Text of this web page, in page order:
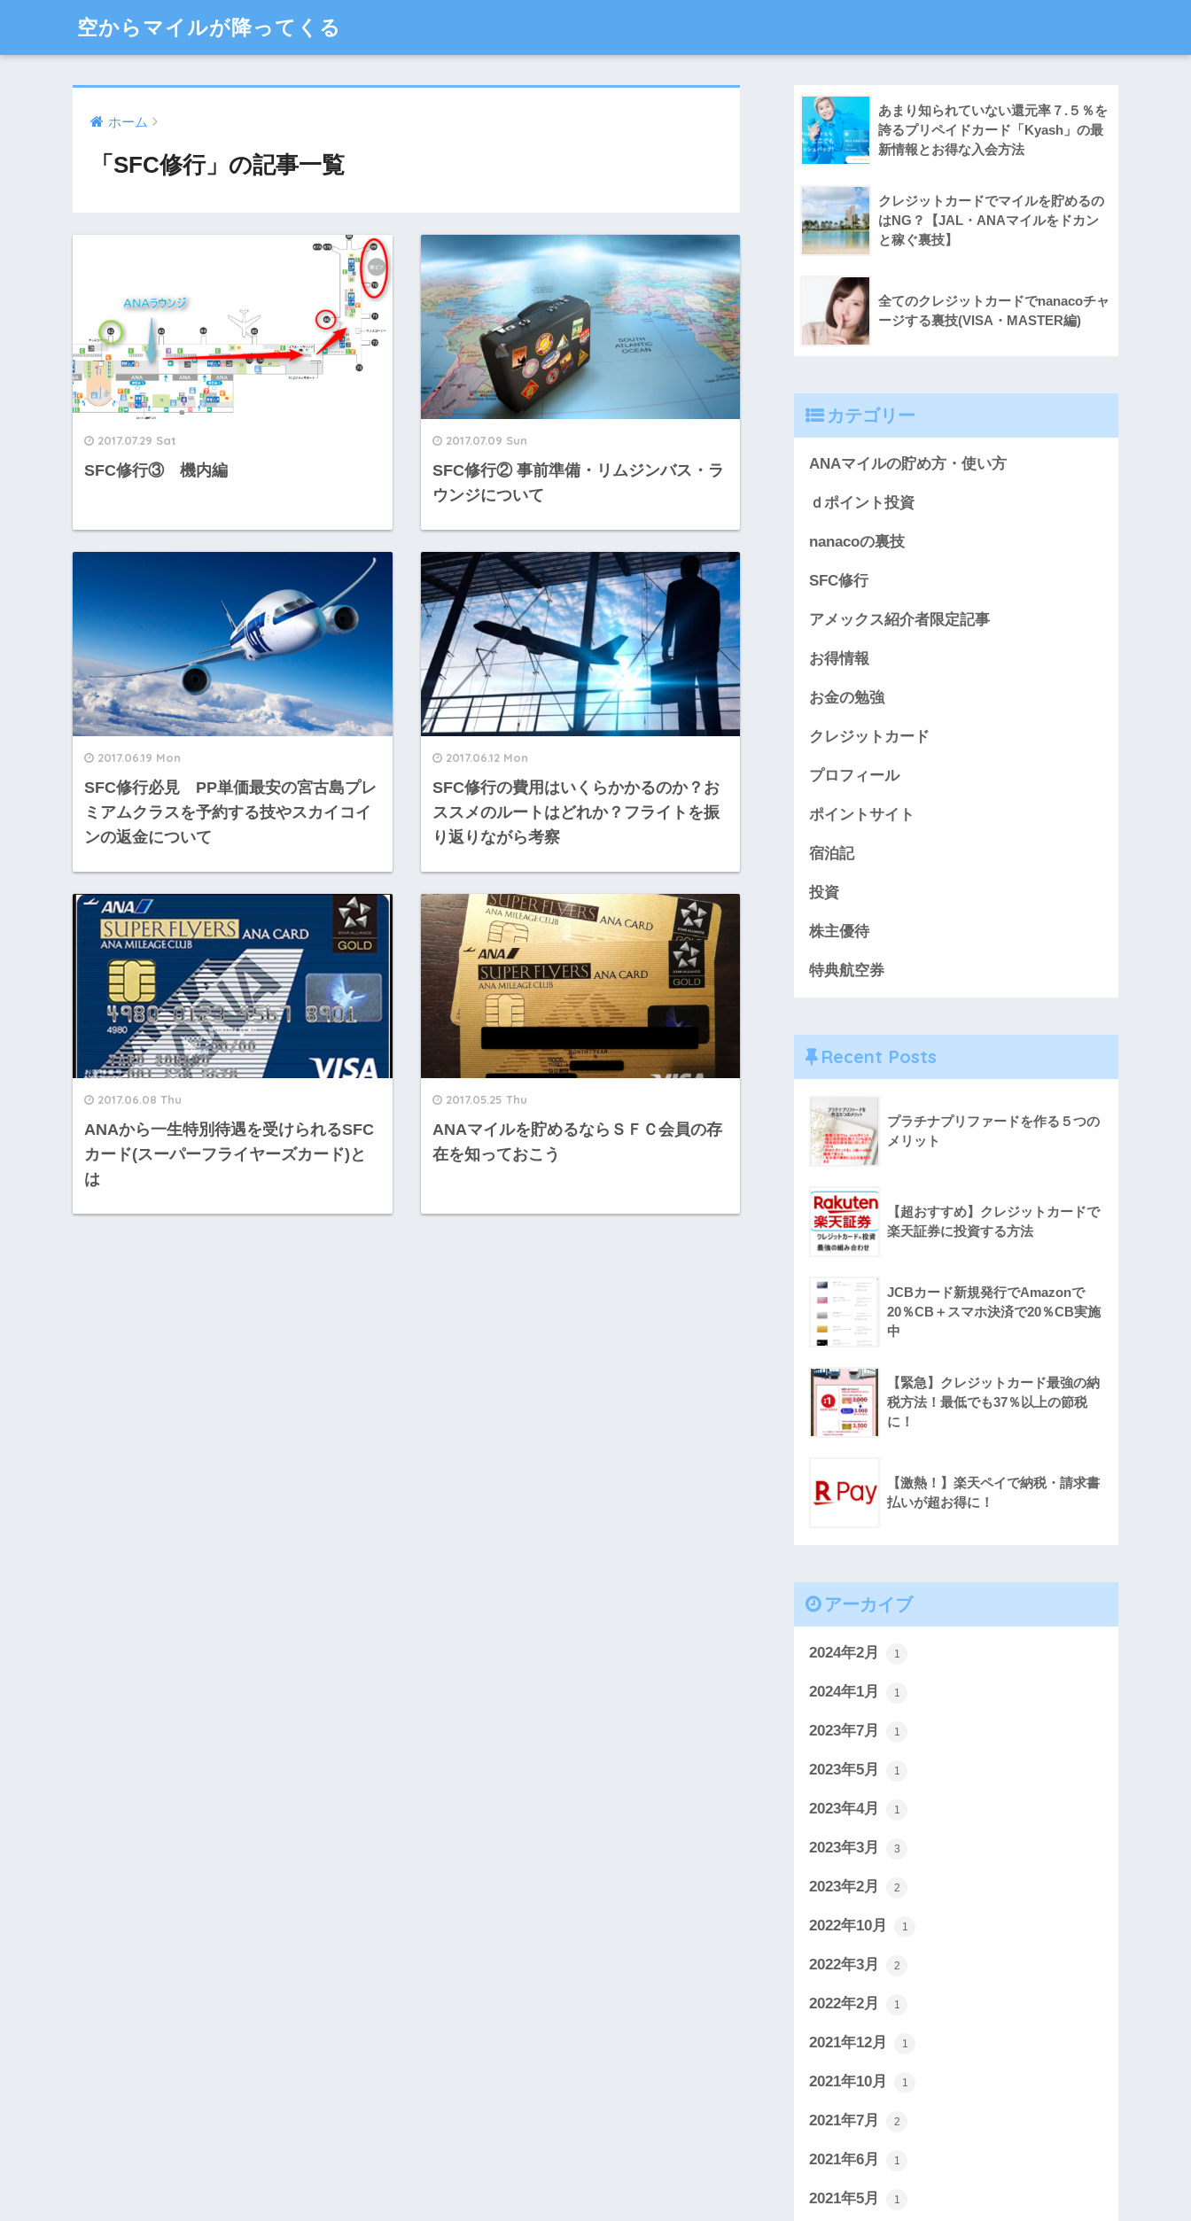
空からマイルが降ってくる
ホーム
「SFC修行」の記事一覧
2017.07.29 Sat
SFC修行③ 機内編
2017.07.09 Sun
SFC修行② 事前準備・リムジンバス・ラ
ウンジについて
2017.06.19 Mon
SFC修行必見 PP単価最安の宮古島プレ
ミアムクラスを予約する技やスカイコイ
ンの返金について
2017.06.12 Mon
SFC修行の費用はいくらかかるのか？お
ススメのルートはどれか？フライトを振
り返りながら考察
2017.06.08 Thu
ANAから一生特別待遇を受けられるSFC
カード(スーパーフライヤーズカード)と
は
2017.05.25 Thu
ANAマイルを貯めるならＳＦＣ会員の存
在を知っておこう
あまり知られていない還元率７.５％を
誇るプリペイドカード「Kyash」の最
新情報とお得な入会方法
クレジットカードでマイルを貯めるの
はNG？【JAL・ANAマイルをドカン
と稼ぐ裏技】
全てのクレジットカードでnanacoチャ
ージする裏技(VISA・MASTER編)
カテゴリー
ANAマイルの貯め方・使い方
ｄポイント投資
nanacoの裏技
SFC修行
アメックス紹介者限定記事
お得情報
お金の勉強
クレジットカード
プロフィール
ポイントサイト
宿泊記
投資
株主優待
特典航空券
Recent Posts
プラチナプリファードを作る５つの
メリット
【超おすすめ】クレジットカードで
楽天証券に投資する方法
JCBカード新規発行でAmazonで
20％CB＋スマホ決済で20％CB実施
中
【緊急】クレジットカード最強の納
税方法！最低でも37％以上の節税
に！
【激熱！】楽天ペイで納税・請求書
払いが超お得に！
アーカイブ
2024年2月 1
2024年1月 1
2023年7月 1
2023年5月 1
2023年4月 1
2023年3月 3
2023年2月 2
2022年10月 1
2022年3月 2
2022年2月 1
2021年12月 1
2021年10月 1
2021年7月 2
2021年6月 1
2021年5月 1